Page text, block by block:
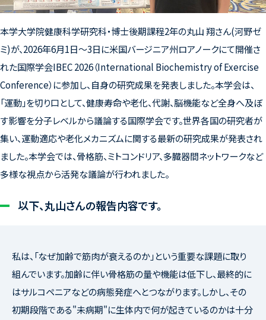
本学大学院健康科学研究科・博士後期課程2年の丸山 翔さん(河野ゼ
ミ)が、2026年6月1日～3日に米国バージニア州ロアノークにて開催さ
れた国際学会IBEC 2026（International Biochemistry of Exercise
Conference）に参加し、自身の研究成果を発表しました。本学会は、
「運動」を切り口として、健康寿命や老化、代謝、脳機能など全身へ及ぼ
す影響を分子レベルから議論する国際学会です。世界各国の研究者が
集い、運動適応や老化メカニズムに関する最新の研究成果が発表され
ました。本学会では、骨格筋、ミトコンドリア、多臓器間ネットワークなど
多様な視点から活発な議論が行われました。
以下、丸山さんの報告内容です。
私は、「なぜ加齢で筋肉が衰えるのか」という重要な課題に取り
組んでいます。加齢に伴い骨格筋の量や機能は低下し、最終的に
はサルコペニアなどの病態発症へとつながります。しかし、その
初期段階である"未病期"に生体内で何が起きているのかは十分